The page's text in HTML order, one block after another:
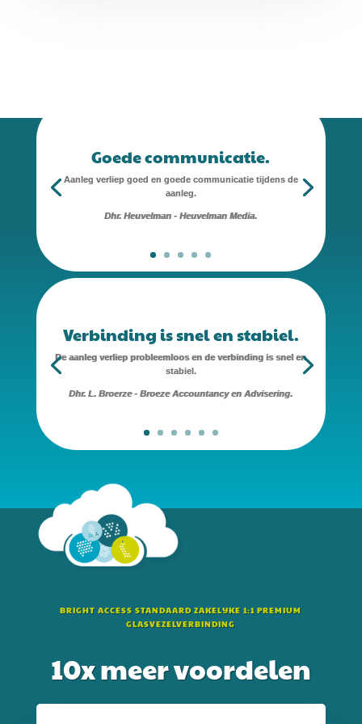
Goede communicatie.
Aanleg verliep goed en goede communicatie tijdens de
aanleg.
Dhr. Heuvelman - Heuvelman Media.
Verbinding is snel en stabiel.
De aanleg verliep probleemloos en de verbinding is snel en
stabiel.
Dhr. L. Broerze - Broeze Accountancy en Advisering.
BRIGHT ACCESS STANDAARD ZAKELIJKE 1:1 PREMIUM
GLASVEZELVERBINDING
10x meer voordelen